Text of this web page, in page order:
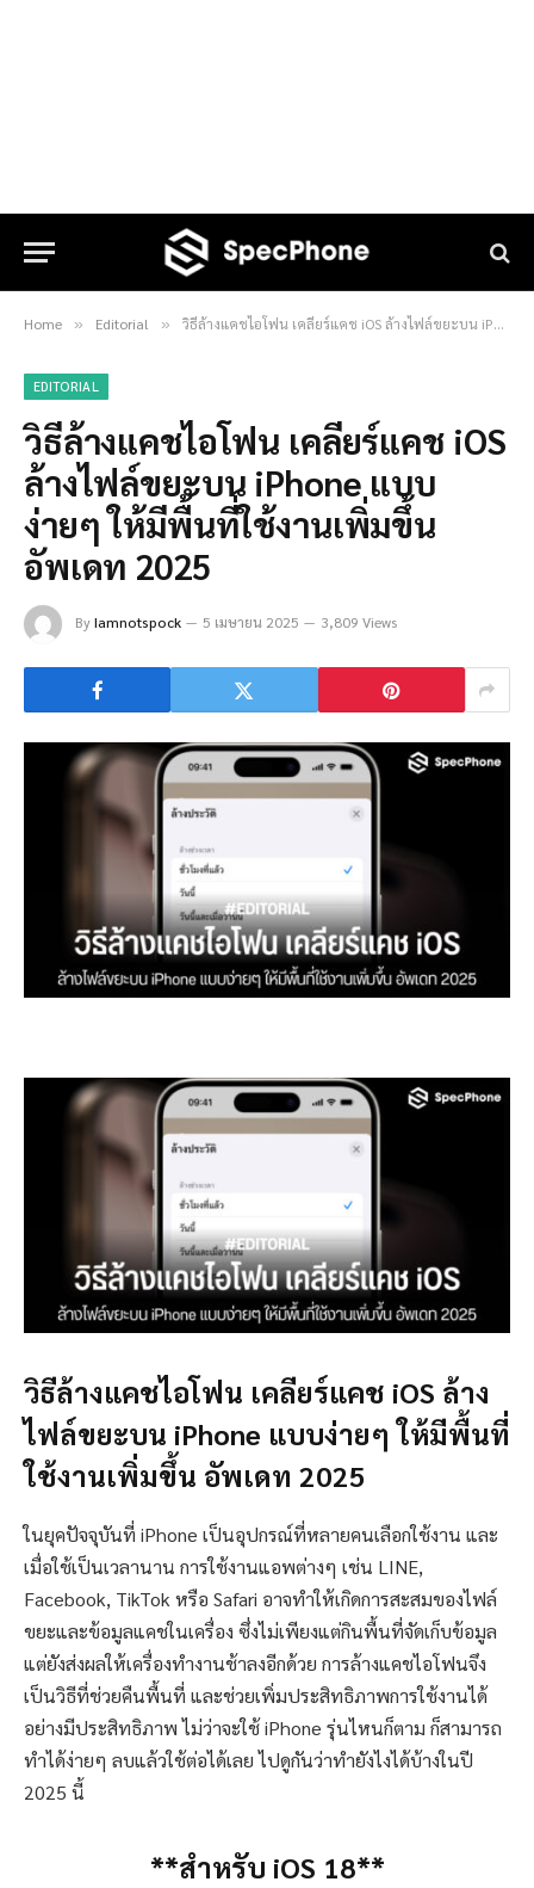
Home » Editorial » วิธีล้างแคชไอโฟน เคลียร์แคช iOS ล้างไฟล์ขยะบน iPhone แบบง่ายๆ ให้มีพื้นที่ใช้งานเพิ่มขึ้น อัพเดท 2025
EDITORIAL
วิธีล้างแคชไอโฟน เคลียร์แคช iOS
ล้างไฟล์ขยะบน iPhone แบบ
ง่ายๆ ให้มีพื้นที่ใช้งานเพิ่มขึ้น
อัพเดท 2025
ByIamnotspock 5 เมษายน 2025 3,809 Views
วิธีล้างแคชไอโฟน เคลียร์แคช iOS ล้าง
ไฟล์ขยะบน iPhone แบบง่ายๆ ให้มีพื้นที่
ใช้งานเพิ่มขึ้น อัพเดท 2025
ในยุคปัจจุบันที่ iPhone เป็นอุปกรณ์ที่หลายคนเลือกใช้งาน และ
เมื่อใช้เป็นเวลานาน การใช้งานแอพต่างๆ เช่น LINE,
Facebook, TikTok หรือ Safari อาจทำให้เกิดการสะสมของไฟล์
ขยะและข้อมูลแคชในเครื่อง ซึ่งไม่เพียงแต่กินพื้นที่จัดเก็บข้อมูล
แต่ยังส่งผลให้เครื่องทำงานช้าลงอีกด้วย การล้างแคชไอโฟนจึง
เป็นวิธีที่ช่วยคืนพื้นที่ และช่วยเพิ่มประสิทธิภาพการใช้งานได้
อย่างมีประสิทธิภาพ ไม่ว่าจะใช้ iPhone รุ่นไหนก็ตาม ก็สามารถ
ทำได้ง่ายๆ ลบแล้วใช้ต่อได้เลย ไปดูกันว่าทำยังไงได้บ้างในปี
2025 นี้
**สำหรับ iOS 18**